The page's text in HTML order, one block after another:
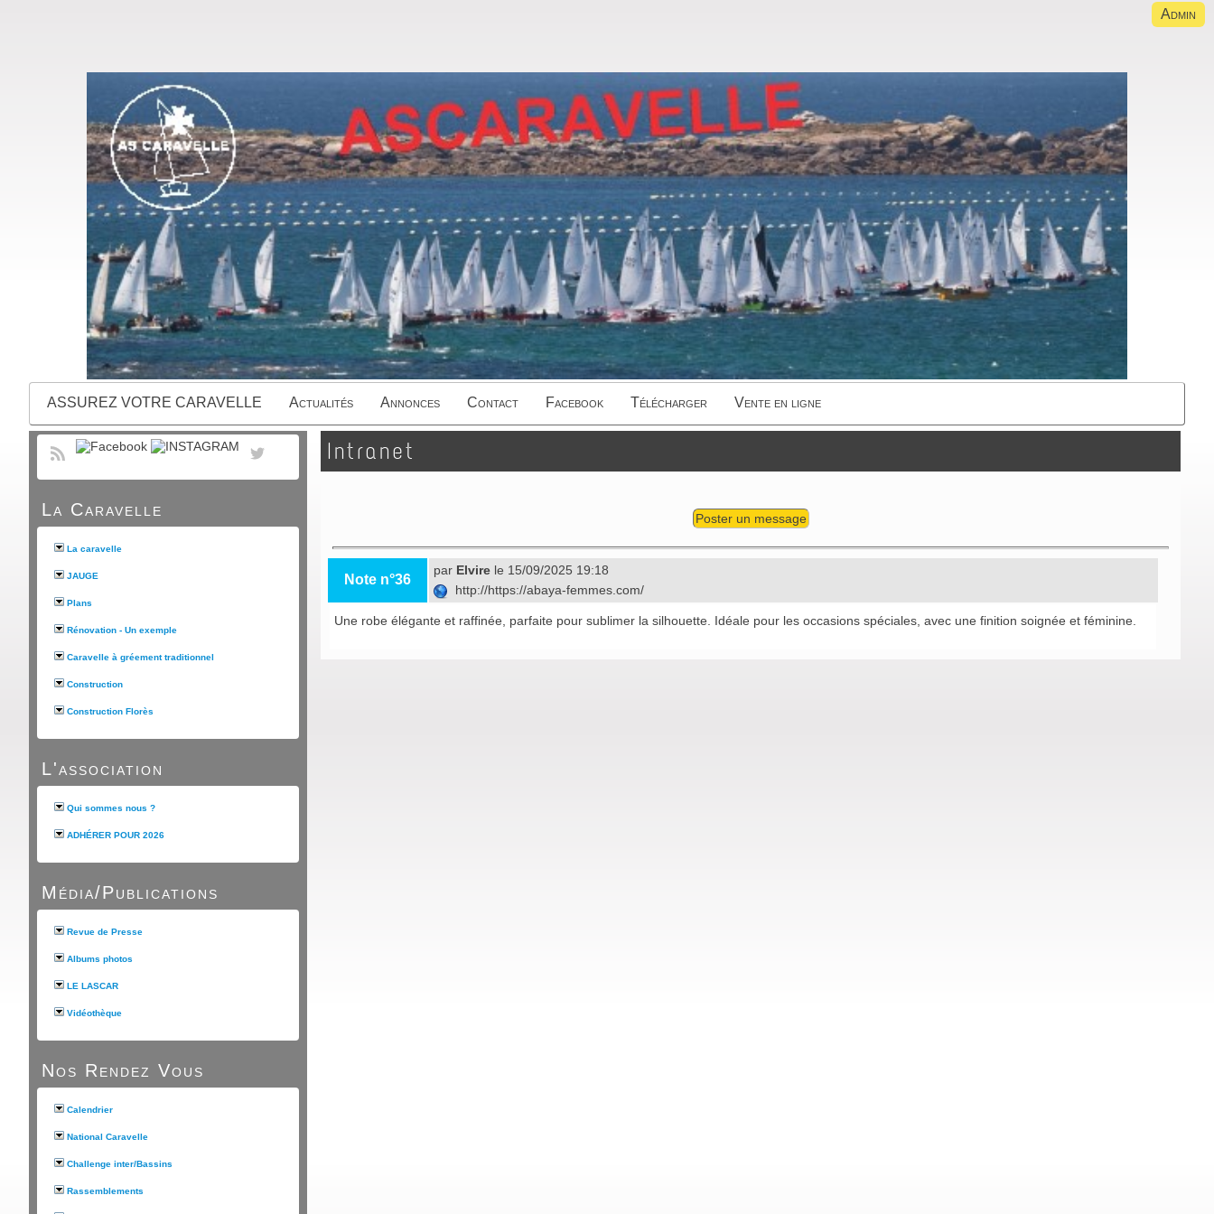
Admin
ASSUREZ VOTRE CARAVELLE Actualités Annonces Contact Facebook Télécharger Vente en ligne
La Caravelle
La caravelle
JAUGE
Plans
Rénovation - Un exemple
Caravelle à gréement traditionnel
Construction
Construction Florès
L'association
Qui sommes nous ?
ADHÉRER POUR 2026
Média/Publications
Revue de Presse
Albums photos
LE LASCAR
Vidéothèque
Nos Rendez Vous
Calendrier
National Caravelle
Challenge inter/Bassins
Rassemblements
Intranet
Poster un message
Note n°36
par Elvire le 15/09/2025 19:18
http://https://abaya-femmes.com/
Une robe élégante et raffinée, parfaite pour sublimer la silhouette. Idéale pour les occasions spéciales, avec une finition soignée et féminine.